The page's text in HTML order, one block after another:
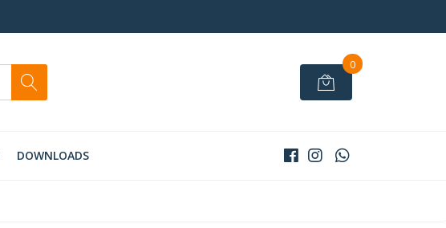
0
DOWNLOADS